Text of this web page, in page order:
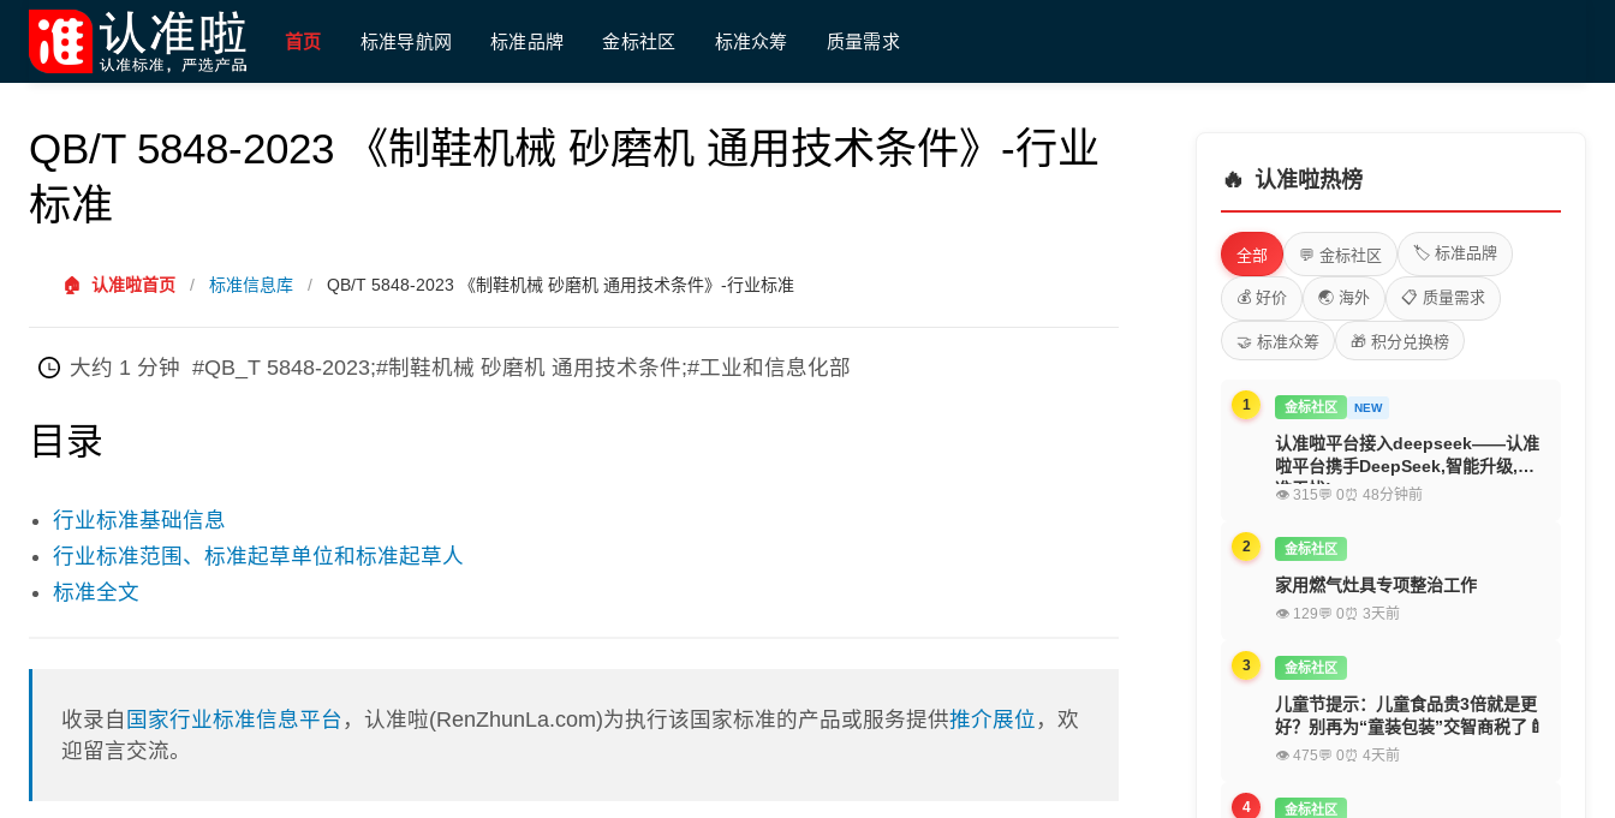
首页 标准导航网 标准品牌 金标社区 标准众筹 质量需求
QB/T 5848-2023 《制鞋机械 砂磨机 通用技术条件》-行业
标准
🏠 认准啦首页 / 标准信息库 / QB/T 5848-2023 《制鞋机械 砂磨机 通用技术条件》-行业标准
大约 1 分钟 #QB_T 5848-2023;#制鞋机械 砂磨机 通用技术条件;#工业和信息化部
目录
行业标准基础信息
行业标准范围、标准起草单位和标准起草人
标准全文
收录自 国家行业标准信息平台 ，认准啦(RenZhunLa.com)为执行该国家标准的产品或服务提供推介展位 ，欢
迎留言交流。
🔥 认准啦热榜
全部 💬 金标社区 🏷️ 标准品牌
💰 好价 🌏 海外 📋 质量需求
🤝 标准众筹 🎁 积分兑换榜
1 金标社区 NEW
认准啦平台接入deepseek——认准
啦平台携手DeepSeek,智能升级,精
准无忧!
👁 315💬 0⏰ 48分钟前
2 金标社区
家用燃气灶具专项整治工作
👁 129💬 0⏰ 3天前
3 金标社区
儿童节提示：儿童食品贵3倍就是更
好？别再为“童装包装”交智商税了🍼
👁 475💬 0⏰ 4天前
4 金标社区